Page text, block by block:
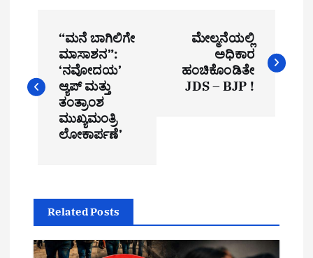
s
g
“ಮನೆ ಬಾಗಿಲಿಗೇ
ಮಾಸಾಶನ”:
‘ನವೋದಯ’
ಆ್ಯಪ್ ಮತ್ತು
ತಂತ್ರಾಂಶ
ಮುಖ್ಯಮಂತ್ರಿ
ಲೋಕಾರ್ಪಣೆ’
ಮೇಲ್ಮನೆಯಲ್ಲಿ
ಅಧಿಕಾರ
ಹಂಚಿಕೊಂಡಿತೇ
JDS – BJP !
Related Posts